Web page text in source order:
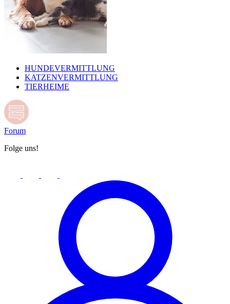
HUNDEVERMITTLUNG
KATZENVERMITTLUNG
TIERHEIME
Forum
Folge uns!